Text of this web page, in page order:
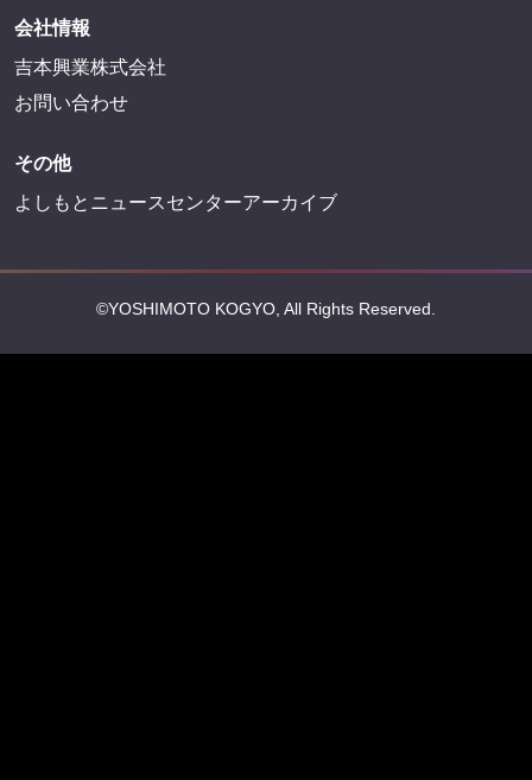
会社情報
吉本興業株式会社
お問い合わせ
その他
よしもとニュースセンターアーカイブ
©YOSHIMOTO KOGYO, All Rights Reserved.